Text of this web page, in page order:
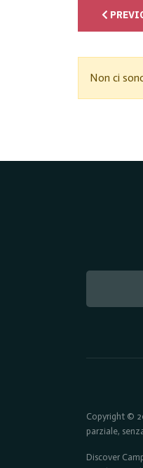
Non ci
Copyright ©
parziale,
Discover